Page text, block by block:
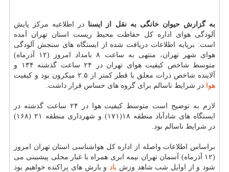
به گزارش حیوان خانگی به نقل از ایسنا در اطلاعیه مرکز پایش
آلودگی هوای اداره کل حفاظت محیط زیست استان تهران آمده
است: برپایه اطلاعات دریافت شده از ایستگاه های سنجش آلودگی
هوای شهر تهران، منتهی به ساعت ۸ بامداد امروز (۱۲ آذرماه)
متوسط شاخص کیفیت هوای تهران در ۲۴ ساعت گذشته ۱۳۴ و
آلاینده شاخص ذرات معلق با قطر کمتر از ۲.۵ میکرون بود و کیفیت
هوا در شرایط ناسالم برای گروه های حساس قرار داشت.
لازم به توضیح است متوسط کیفیت هوا در ۲۴ ساعت گذشته در
ایستگاه های شادآباد منطقه ۱۸(۱۷۱) و شهرداری منطقه ۲۱ (۱۶۸)
در شرایط ناسالم بود.
براساس اطلاعات واصله از اداره کل هواشناسی استان تهران امروز
(۱۲ آذرماه) آسمان تهران نیمه ابری همراه با غبار محلی پیشبینی می
شود و از اوایل شب شاهد وزش بادو بارش های پراکنده خواهیم بود